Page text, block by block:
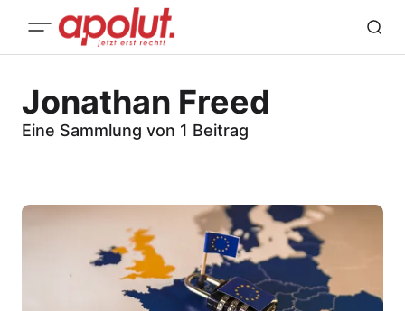
Jonathan Freed
Eine Sammlung von 1 Beitrag